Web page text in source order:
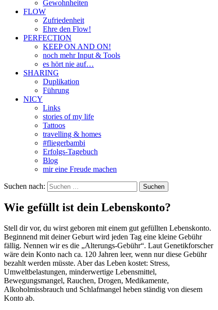
Gewohnheiten
FLOW
Zufriedenheit
Ehre den Flow!
PERFECTION
KEEP ON AND ON!
noch mehr Input & Tools
es hört nie auf…
SHARING
Duplikation
Führung
NICY
Links
stories of my life
Tattoos
travelling & homes
#fliegerbambi
Erfolgs-Tagebuch
Blog
mir eine Freude machen
Suchen nach:
Wie gefüllt ist dein Lebenskonto?
Stell dir vor, du wirst geboren mit einem gut gefüllten Lebenskonto.
Beginnend mit deiner Geburt wird jeden Tag eine kleine Gebühr
fällig. Nennen wir es die „Alterungs-Gebühr“. Laut Genetikforscher
wäre dein Konto nach ca. 120 Jahren leer, wenn nur diese Gebühr
bezahlt werden müsste. Aber das Leben kostet: Stress,
Umweltbelastungen, minderwertige Lebensmittel,
Bewegungsmangel, Rauchen, Drogen, Medikamente,
Alkoholmissbrauch und Schlafmangel heben ständig von diesem
Konto ab.